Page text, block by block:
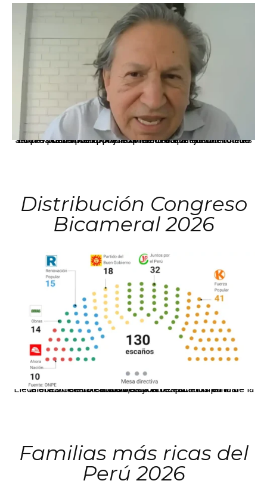
La presidenta Keiko Fujimori informó que la solicitud de indulto presentada por el expresidente Alejandro Toledo será evaluada por la Comisión de Gracias Presidenciales conforme al procedimiento establecido.
Distribución Congreso
Bicameral 2026
El JNE oficializó la distribución de escaños para la elección de 60 senadores y 130 diputados en las Elecciones Generales 2026, tras el restablecimiento de la Bicameralidad.
Familias más ricas del
Perú 2026